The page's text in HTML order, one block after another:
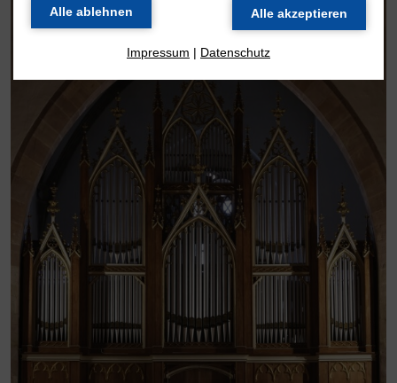
Impressum | Datenschutz